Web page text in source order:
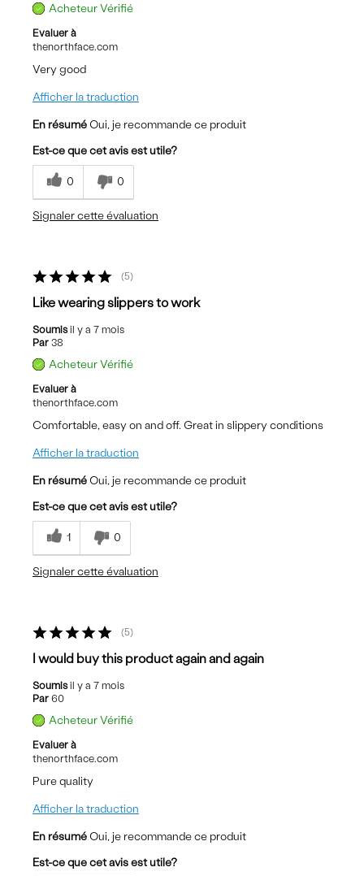
Acheteur Vérifié
Evaluer à
thenorthface.com
Very good
Afficher la traduction
En résumé Oui, je recommande ce produit
Est-ce que cet avis est utile?
0 0
Signaler cette évaluation
5
Like wearing slippers to work
Soumisil y a 7 mois
Par 38
Acheteur Vérifié
Evaluer à
thenorthface.com
Comfortable, easy on and off. Great in slippery conditions
Afficher la traduction
En résumé Oui, je recommande ce produit
Est-ce que cet avis est utile?
1 0
Signaler cette évaluation
5
I would buy this product again and again
Soumisil y a 7 mois
Par 60
Acheteur Vérifié
Evaluer à
thenorthface.com
Pure quality
Afficher la traduction
En résumé Oui, je recommande ce produit
Est-ce que cet avis est utile?